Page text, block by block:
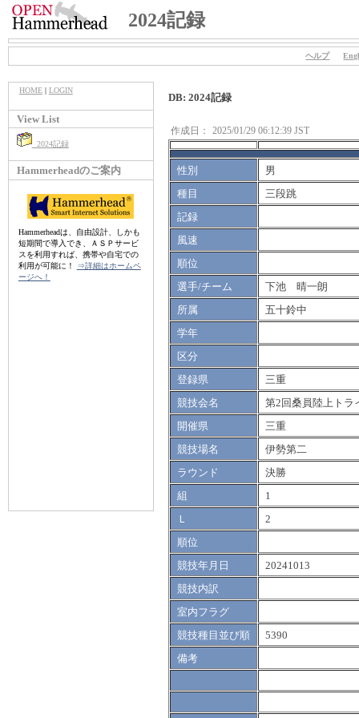
2024記録
ヘルプ
HOME| LOGIN
View List
2024記録
Hammerheadのご案内
Hammerheadは、自由設計、しかも
短期間で導入でき、ＡＳＰサービ
スを利用すれば、携帯や自宅での
利用が可能に！
⇒詳細はホームペ
ージへ！
DB: 2024記録
作成日： 2025/01/29 06:12:39 JST
性別
男
種目
三段跳
記録
風速
順位
選手/チーム
下池 晴一朗
所属
五十鈴中
学年
区分
登録県
三重
競技会名
第2回桑員陸上トラ
開催県
三重
競技場名
伊勢第二
ラウンド
決勝
組
1
Ｌ
2
順位
競技年月日
20241013
競技内訳
室内フラグ
競技種目並び順
5390
備考